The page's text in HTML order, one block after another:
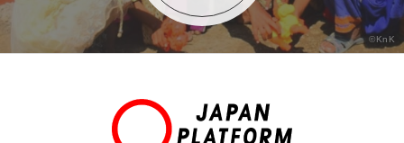
©KnK